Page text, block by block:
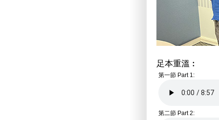
足本重溫︰
第一節 Part 1:
第二節 Part 2: